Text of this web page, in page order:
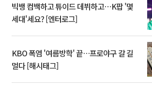
빅뱅 컴백하고 튜이드 데뷔하고⋯K팝 '몇
세대'세요? [엔터로그]
KBO 폭염 '여름방학' 끝…프로야구 갈 길
멀다 [해시태그]